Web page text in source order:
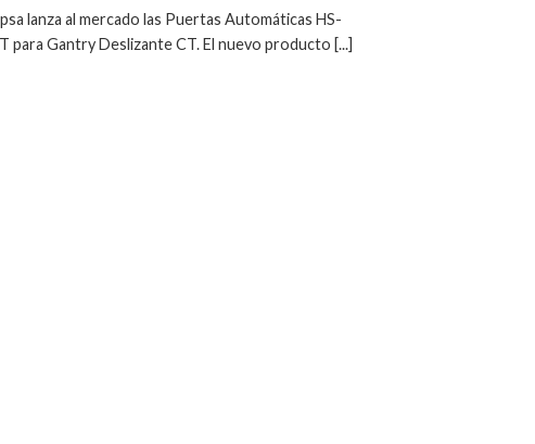
lanza al mercado las Puertas Automáticas HS-
para Gantry Deslizante CT. El nuevo producto [...]